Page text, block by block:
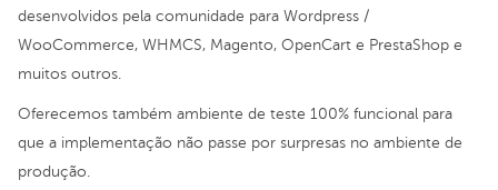
desenvolvidos pela comunidade para Wordpress /
WooCommerce, WHMCS, Magento, OpenCart e PrestaShop e
muitos outros.​
Oferecemos também ambiente de teste 100% funcional para
que a implementação não passe por surpresas no ambiente de
produção.